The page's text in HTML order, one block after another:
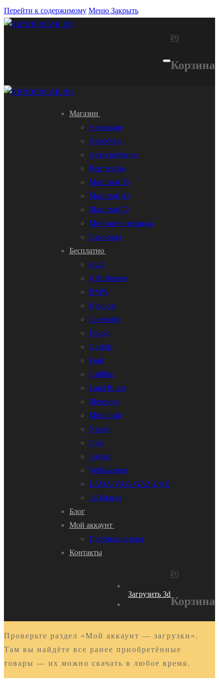
Перейти к содержимому Меню Закрыть
₽0
Корзина
Магазин
Автокран
Автобусы
Автогрейдеры
Вертолеты
Масштаб 35
Масштаб 43
Масштаб 72
Мото-вело техника
Самосвал
Бесплатно
Audi
Alfa Romeo
BMW
Hyundai
Chevrolet
Dodge
Gazelle
Ford
Cadillac
Land Rover
Mercedes
Mitsubishi
Nissan
Opel
Toyota
Volkswagen
LADA-VAZ- GAZ-UAZ
3d Колеса
Блог
Мой аккаунт
Профиль автора
Контакты
Загрузить 3d
₽0
Корзина
Проверьте раздел «Мой аккаунт — загрузки».
Там вы найдёте все ранее приобретённые
товары — их можно скачать в любое время.